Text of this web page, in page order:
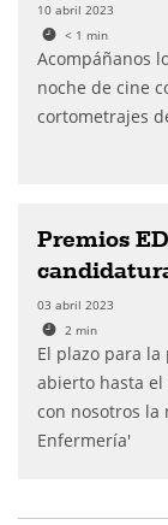
10 abril 2023
< 1 min
Acompáñanos
noche de cine
cortometrajes
Premios
03 abril 2023
2 min
El plazo para
abierto hasta
con nosotros la
Enfermería'